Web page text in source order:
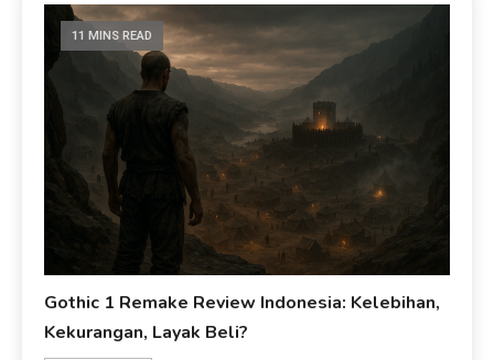
11 MINS READ
Gothic 1 Remake Review Indonesia: Kelebihan,
Kekurangan, Layak Beli?